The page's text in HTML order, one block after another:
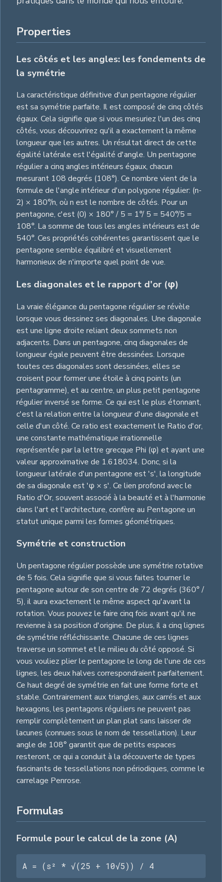
Properties
Les côtés et les angles: les fondements de
la symétrie
La caractéristique définitive d'un pentagone régulier
est sa symétrie parfaite. Il est composé de cinq côtés
égaux. Cela signifie que si vous mesuriez l'un des cinq
côtés, vous découvrirez qu'il a exactement la même
longueur que les autres. Un résultat direct de cette
égalité latérale est l'égalité d'angle. Un pentagone
régulier a cinq angles intérieurs égaux, chacun
mesurant 108 degrés (108°). Ce nombre vient de la
formule de l'angle intérieur d'un polygone régulier: (n-
2) × 180°/n, où n est le nombre de côtés. Pour un
pentagone, c'est (0) × 180° / 5 = 1°/ 5 = 540°/5 =
108°. La somme de tous les angles intérieurs est de
540°. Ces propriétés cohérentes garantissent que le
pentagone semble équilibré et visuellement
harmonieux de n'importe quel point de vue.
Les diagonales et le rapport d'or (φ)
La vraie élégance du pentagone régulier se révèle
lorsque vous dessinez ses diagonales. Une diagonale
est une ligne droite reliant deux sommets non
adjacents. Dans un pentagone, cinq diagonales de
longueur égale peuvent être dessinées. Lorsque
toutes ces diagonales sont dessinées, elles se
croisent pour former une étoile à cinq points (un
pentagramme), et au centre, un plus petit pentagone
régulier inversé se forme. Ce qui est le plus étonnant,
c'est la relation entre la longueur d'une diagonale et
celle d'un côté. Ce ratio est exactement le Ratio d'or,
une constante mathématique irrationnelle
représentée par la lettre grecque Phi (φ) et ayant une
valeur approximative de 1.618034. Donc, si la
longueur latérale d'un pentagone est 's', la longitude
de sa diagonale est 'φ × s'. Ce lien profond avec le
Ratio d'Or, souvent associé à la beauté et à l'harmonie
dans l'art et l'architecture, confère au Pentagone un
statut unique parmi les formes géométriques.
Symétrie et construction
Un pentagone régulier possède une symétrie rotative
de 5 fois. Cela signifie que si vous faites tourner le
pentagone autour de son centre de 72 degrés (360° /
5), il aura exactement le même aspect qu'avant la
rotation. Vous pouvez le faire cinq fois avant qu'il ne
revienne à sa position d'origine. De plus, il a cinq lignes
de symétrie réfléchissante. Chacune de ces lignes
traverse un sommet et le milieu du côté opposé. Si
vous vouliez plier le pentagone le long de l'une de ces
lignes, les deux halves correspondraient parfaitement.
Ce haut degré de symétrie en fait une forme forte et
stable. Contrairement aux triangles, aux carrés et aux
hexagons, les pentagons réguliers ne peuvent pas
remplir complètement un plan plat sans laisser de
lacunes (connues sous le nom de tessellation). Leur
angle de 108° garantit que de petits espaces
resteront, ce qui a conduit à la découverte de types
fascinants de tessellations non périodiques, comme le
carrelage Penrose.
Formulas
Formule pour le calcul de la zone (A)
A = (s² * √(25 + 10√5)) / 4